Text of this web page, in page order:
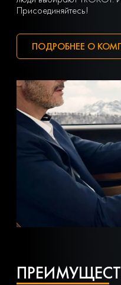
Присоединяйтесь!
ПОДРОБНЕЕ О